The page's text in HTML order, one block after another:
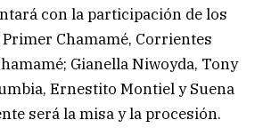
con la participación de los
Chamamé, Corrientes
Gianella Niwoyda, Tony
Ernestito Montiel y Suena
será la misa y la procesión.